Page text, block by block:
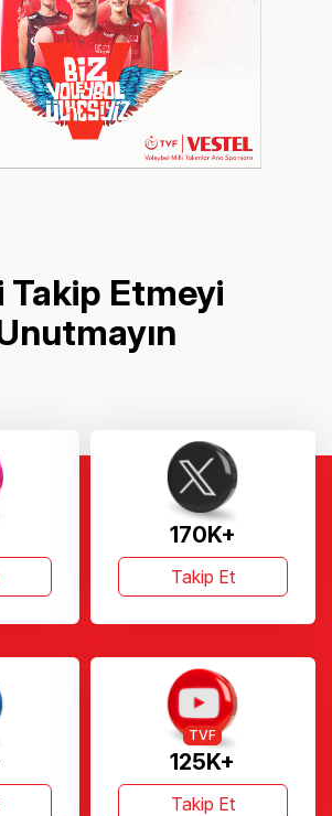
Takip Etmeyi
170K+
Takip Et
125K+
TVF
Takip Et